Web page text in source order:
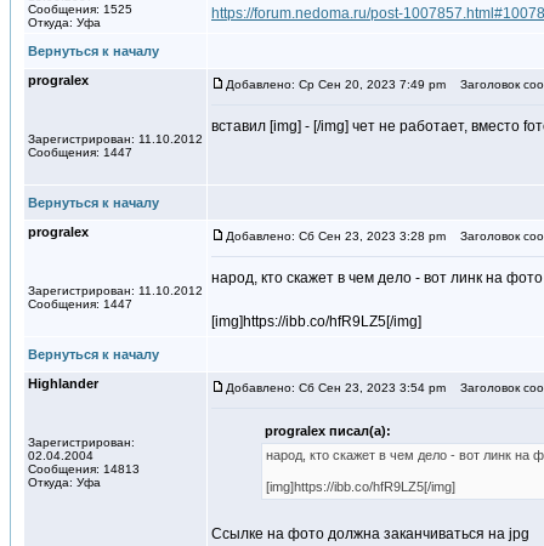
Сообщения: 1525
Откуда: Уфа
https://forum.nedoma.ru/post-
Вернуться к началу
progralex
Зарегистрирован: 11.10.2012
Сообщения: 1447
Добавлено: Ср Сен 20, 2023 7:49 pm Заголовок
вставил [img] - [/img] чет не работает, вместо
Вернуться к началу
progralex
Зарегистрирован: 11.10.2012
Сообщения: 1447
Добавлено: Сб Сен 23, 2023 3:28 pm Заголовок
народ, кто скажет в чем дело - вот линк на
[img]https://ibb.co/hfR9LZ5[/img]
Вернуться к началу
Highlander
Зарегистрирован:
02.04.2004
Сообщения: 14813
Откуда: Уфа
Добавлено: Сб Сен 23, 2023 3:54 pm Заголовок
progralex писал(а):
народ, кто скажет в чем дело - вот линк
[img]https://ibb.co/hfR9LZ5[/img]
Ссылке на фото должна заканчиваться на jpg